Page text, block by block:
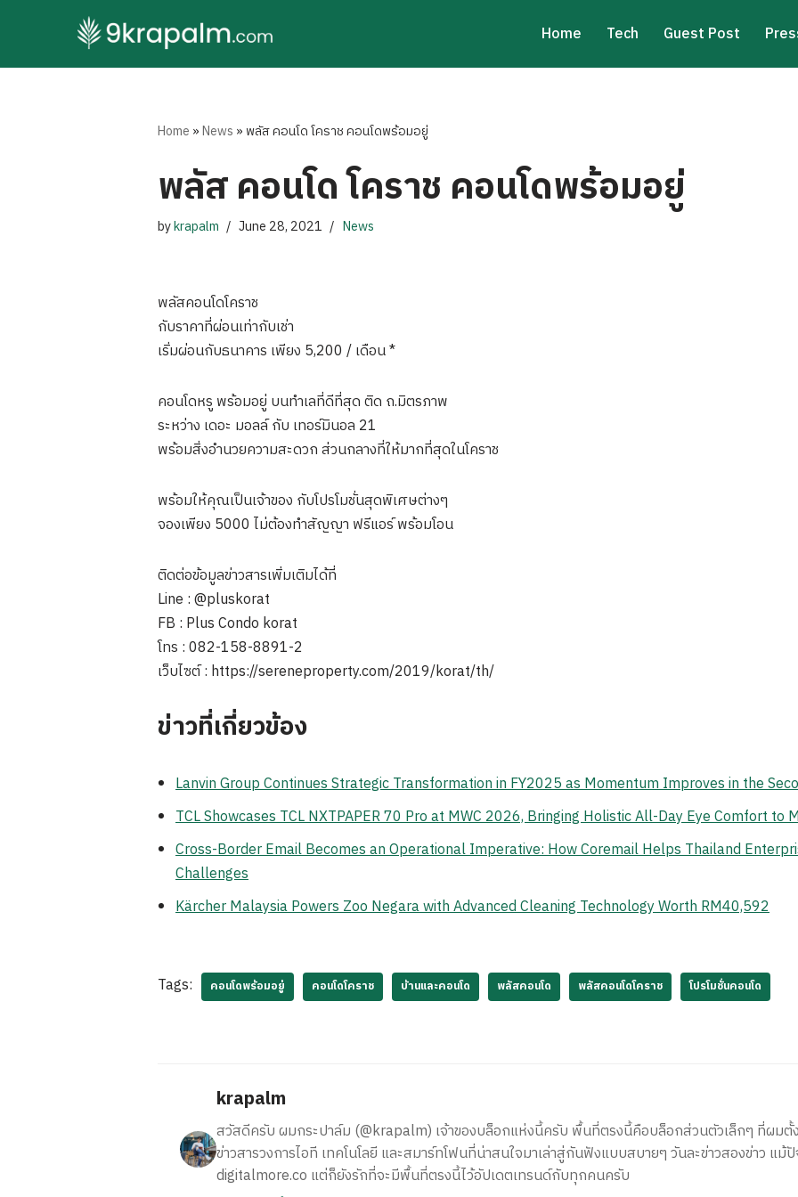
to
Home Tech Guest Post
Home »News » พลัส คอนโด โคราช คอนโดพร้อมอยู่
พลัส คอนโด โคราช คอนโดพร้อมอยู่
bykrapalm June 28, 2021 News
พลัสคอนโดโคราช
กับราคาที่ผ่อนเท่ากับเช่า
เริ่มผ่อนกับธนาคาร เพียง 5,200 / เดือน *
คอนโดหรู พร้อมอยู่ บนทำเลที่ดีที่สุด ติด ถ.มิตรภาพ
ระหว่าง เดอะ มอลล์ กับ เทอร์มินอล 21
พร้อมสิ่งอำนวยความสะดวก ส่วนกลางที่ให้มากที่สุดในโคราช
พร้อมให้คุณเป็นเจ้าของ กับโปรโมชั่นสุดพิเศษต่างๆ
จองเพียง 5000 ไม่ต้องทำสัญญา ฟรีแอร์ พร้อมโอน
ติดต่อข้อมูลข่าวสารเพิ่มเติมได้ที่
Line : @pluskorat
FB : Plus Condo korat
โทร : 082-158-8891-2
เว็บไซต์ : https://sereneproperty.com/2019/korat/th/
ข่าวที่เกี่ยวข้อง
Lanvin Group Continues Strategic Transformation in FY2025 as Momentum Improves in the
TCL Showcases TCL NXTPAPER 70 Pro at MWC 2026, Bringing Holistic All-Day Eye Comfort to
Cross-Border Email Becomes an Operational Imperative: How Coremail Helps Thailand
Challenges
Kärcher Malaysia Powers Zoo Negara with Advanced Cleaning Technology Worth RM40,592
Tags: คอนโดพร้อมอยู่ คอนโดโคราช บ้านและคอนโด พลัสคอนโด พลัสคอนโดโคราช โปรโมชั่นคอนโด
krapalm
สวัสดีครับ ผมกระปาล์ม (@krapalm) เจ้าของบล็อกแห่งนี้ครับ พื้นที่ตรงนี้คือบล็อกส่วนตัวเล็กๆ ที่ผมตั้
ข่าวสารวงการไอที เทคโนโลยี และสมาร์ทโฟนที่น่าสนใจมาเล่าสู่กันฟังแบบสบายๆ วันละข่าวสองข่าว แ
digitalmore.co แต่ก็ยังรักที่จะมีพื้นที่ตรงนี้ไว้อัปเดตเทรนด์กับทุกคนครับ